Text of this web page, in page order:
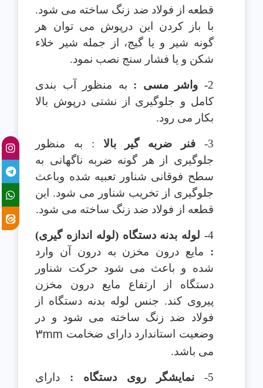
قطعه از فولاد ضد زنگ ساخته می شود.
با باز کردن این درپوش می توان هر
گونه شیر و یا گیج، از جمله شیر خلاء
شکن و یا فشار سنج نصب نمود.
2- واشر مسی : به منظور آب بندی
کامل و جلوگیری از نشتی درپوش بالا
بکار می رود.
3- فنر ضربه گیر بالا : به منظور
جلوگیری از هر گونه ضربه ناگهانی به
سطح فوقانی شناور تعبیه شده وباعث
جلوگیری از تخریب شناور می شود. این
قطعه از فولاد ضد زنگ ساخته می شود.
4- لوله بدنه دستگاه (لوله اندازه گیری)
: مایع درون مخزن به درون آن وارد
شده و باعث می شود حرکت شناور
دستگاه از ارتفاع مایع درون مخزن
پیروی کند. جنس لوله بدنه دستگاه از
فولاد ضد زنگ ساخته می شود و در
وضعیت استاندارد دارای ضخامت 3mm
می باشد.
5- نمایشگر روی دستگاه : دارای